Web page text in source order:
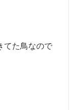
てた鳥なので